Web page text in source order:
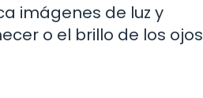
imágenes de luz y
o el brillo de los ojos